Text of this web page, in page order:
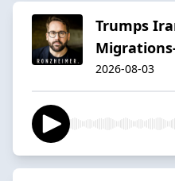
Trumps
2026-08-03